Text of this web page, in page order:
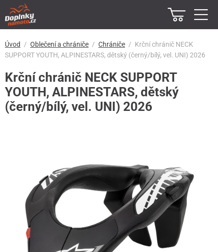
Úvod Oblečení a chrániče Chrániče
Krční chránič NECK
SUPPORT YOUTH, ALPINESTARS, dětský (černý/bílý, vel. UNI) 2026
Krční chránič NECK SUPPORT
YOUTH, ALPINESTARS, dětský
(černý/bílý, vel. UNI) 2026